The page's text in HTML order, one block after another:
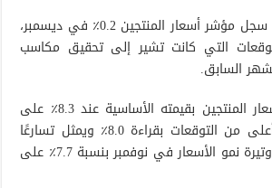
وعلى أساس شهري، سجل مؤشر أسعار المنتجين 0.2٪ في ديسمبر،
التي كانت تشير إلى تحقيق مكاسب
فيما استقر مؤشر أسعار المنتجين بقيمته الأساسية عند 8.3٪ على
أساس سنوي وهو أعلى من التوقعات بقراءة 8.0٪ ويمثل تسارعًا
أكبر من المتوقع من وتيرة نمو الأسعار في نوفمبر بنسبة 7.7٪ على